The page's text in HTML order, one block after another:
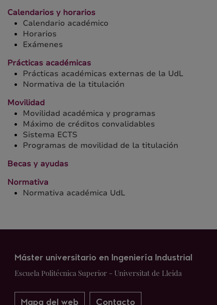
Calendarios y horarios
Calendario académico
Horarios
Exámenes
Prácticas académicas
Prácticas académicas externas de la UdL
Normativa de la titulación
Movilidad
Movilidad académica y programas
Máximo de créditos convalidables
Sistema ECTS
Programas de movilidad de la titulación
Becas y ayudas
Normativa
Normativa académica UdL
Máster universitario en Ingeniería Industrial
Escuela Politécnica Superior - Universitat de Lleida
Mapa del web Contacto